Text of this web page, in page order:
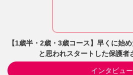
【1歳半・2歳・3歳コース】早くに始
と思われスタートした保護者
インタビュー